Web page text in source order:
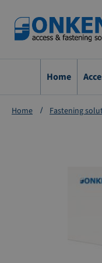
Home
Home Fastening